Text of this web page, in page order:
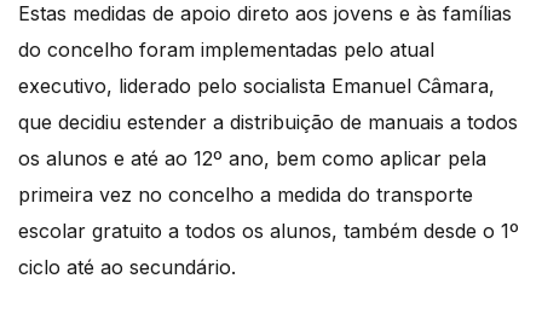
Estas medidas de apoio direto aos jovens e às famílias
do concelho foram implementadas pelo atual
executivo, liderado pelo socialista Emanuel Câmara,
que decidiu estender a distribuição de manuais a todos
os alunos e até ao 12º ano, bem como aplicar pela
primeira vez no concelho a medida do transporte
escolar gratuito a todos os alunos, também desde o 1º
ciclo até ao secundário.